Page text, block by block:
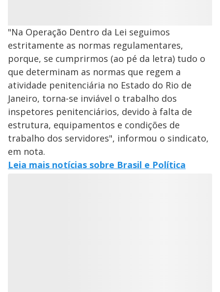
"Na Operação Dentro da Lei seguimos
estritamente as normas regulamentares,
porque, se cumprirmos (ao pé da letra) tudo o
que determinam as normas que regem a
atividade penitenciária no Estado do Rio de
Janeiro, torna-se inviável o trabalho dos
inspetores penitenciários, devido à falta de
estrutura, equipamentos e condições de
trabalho dos servidores", informou o sindicato,
em nota.
Leia mais notícias sobre Brasil e Política